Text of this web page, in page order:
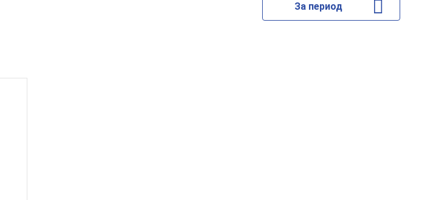
За период